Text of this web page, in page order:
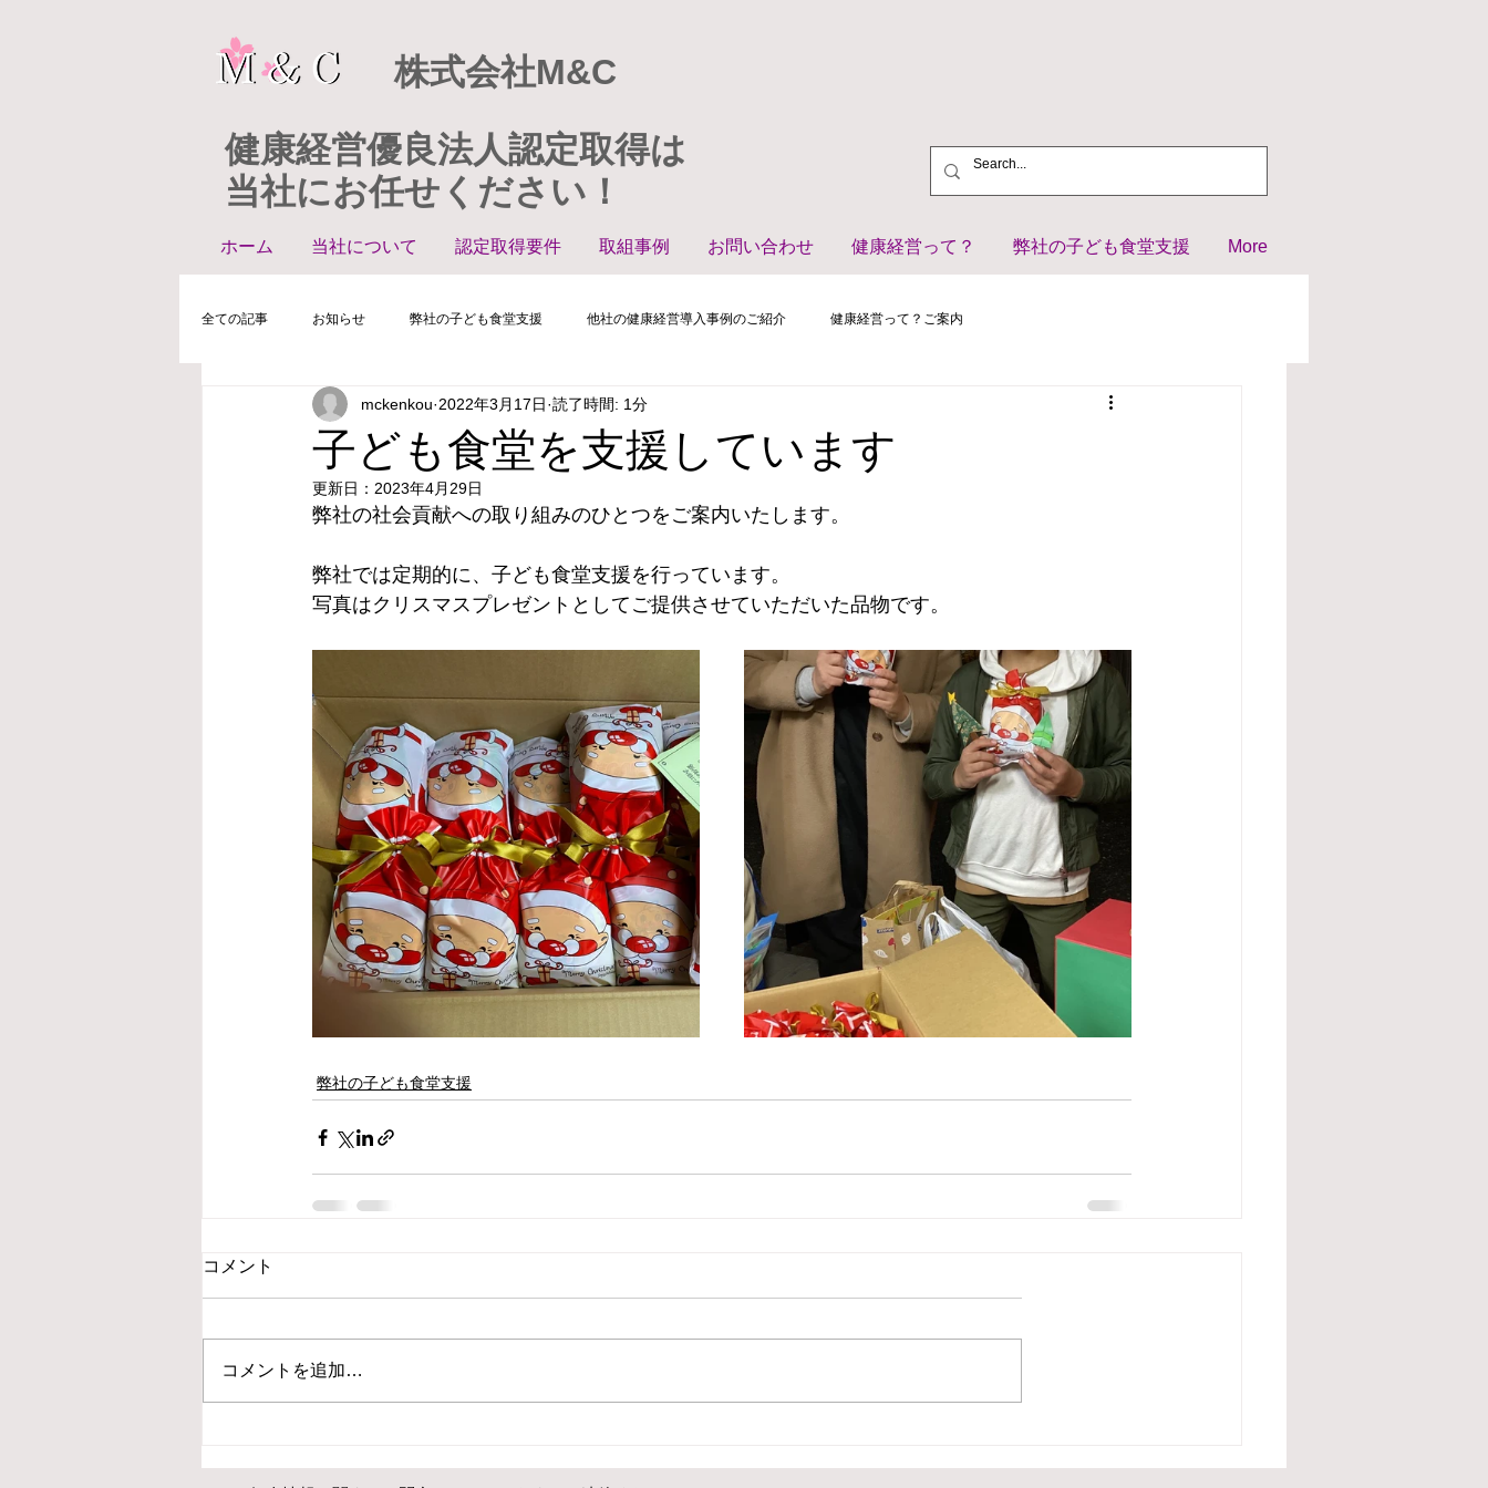
株式会社M&C
健康経営優良法人認定取得は
​当社にお任せください！
ホーム 当社について 認定取得要件 取組事例 お問い合わせ 健康経営って？ 弊社の子ども食堂支援 More
全ての記事 お知らせ 弊社の子ども食堂支援 他社の健康経営導入事例のご紹介 健康経営って？ご案内
子ども食堂を支援しています
mckenkou 2022年3月17日 読了時間: 1分
更新日： 2023年4月29日
弊社の社会貢献への取り組みのひとつをご案内いたします。
弊社では定期的に、子ども食堂支援を行っています。
写真はクリスマスプレゼントとしてご提供させていただいた品物です。
弊社の子ども食堂支援
コメント
コメントを追加…